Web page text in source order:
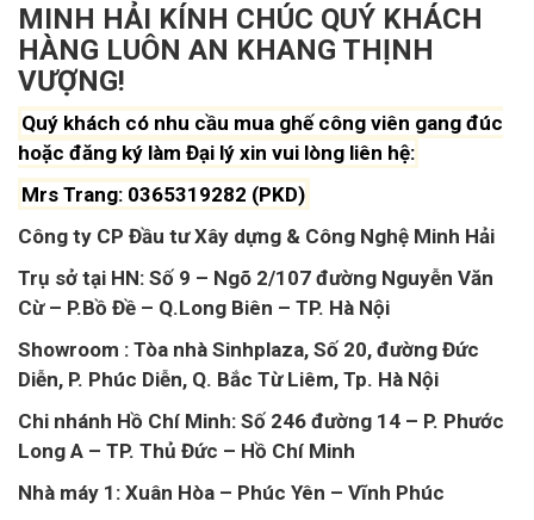
MINH HẢI KÍNH CHÚC QUÝ KHÁCH
HÀNG LUÔN AN KHANG THỊNH
VƯỢNG!
Quý khách có nhu cầu mua ghế công viên gang đúc
hoặc đăng ký làm Đại lý xin vui lòng liên hệ:
Mrs Trang: 0365319282 (PKD)
Công ty CP Đầu tư Xây dựng & Công Nghệ Minh Hải
Trụ sở tại HN: Số 9 – Ngõ 2/107 đường Nguyễn Văn
Cừ – P.Bồ Đề – Q.Long Biên – TP. Hà Nội
Showroom : Tòa nhà Sinhplaza, Số 20, đường Đức
Diễn, P. Phúc Diễn, Q. Bắc Từ Liêm, Tp. Hà Nội
Chi nhánh Hồ Chí Minh: Số 246 đường 14 – P. Phước
Long A – TP. Thủ Đức – Hồ Chí Minh
Nhà máy 1: Xuân Hòa – Phúc Yên – Vĩnh Phúc